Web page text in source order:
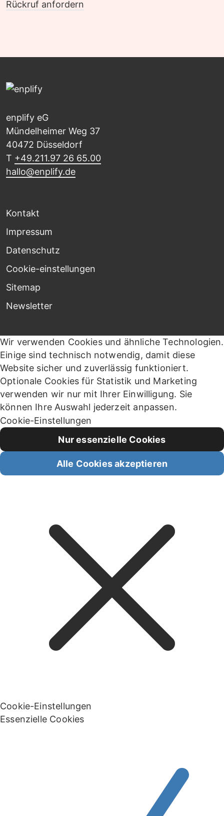
Rückruf anfordern
enplify eG
Mündelheimer Weg 37
40472 Düsseldorf
T +49.211.97 26 65.00
hallo@enplify.de
Kontakt
Impressum
Datenschutz
Cookie-einstellungen
Sitemap
Newsletter
Wir verwenden Cookies und ähnliche Technologien.
Einige sind technisch notwendig, damit diese
Website sicher und zuverlässig funktioniert.
Optionale Cookies für Statistik und Marketing
verwenden wir nur mit Ihrer Einwilligung. Sie
können Ihre Auswahl jederzeit anpassen.
Cookie-Einstellungen
Nur essenzielle Cookies
Alle Cookies akzeptieren
Cookie-Einstellungen
Essenzielle Cookies